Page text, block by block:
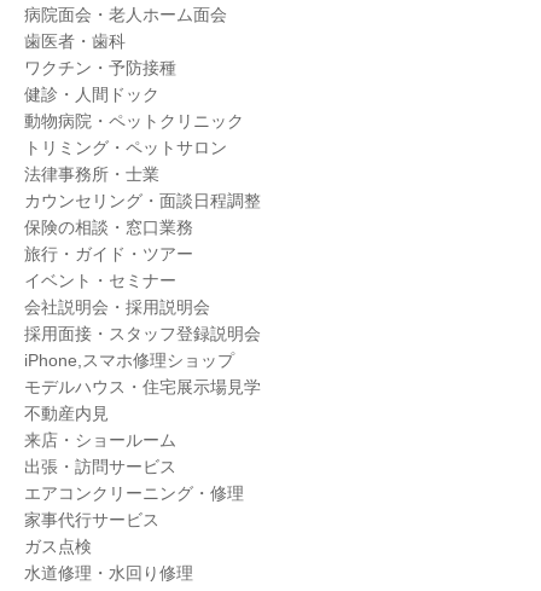
病院面会・老人ホーム面会
歯医者・歯科
ワクチン・予防接種
健診・人間ドック
動物病院・ペットクリニック
トリミング・ペットサロン
法律事務所・士業
カウンセリング・面談日程調整
保険の相談・窓口業務
旅行・ガイド・ツアー
イベント・セミナー
会社説明会・採用説明会
採用面接・スタッフ登録説明会
iPhone,スマホ修理ショップ
モデルハウス・住宅展示場見学
不動産内見
来店・ショールーム
出張・訪問サービス
エアコンクリーニング・修理
家事代行サービス
ガス点検
水道修理・水回り修理